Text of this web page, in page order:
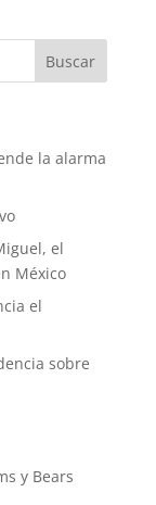
la alarma
el
México
el
sobre
y Bears